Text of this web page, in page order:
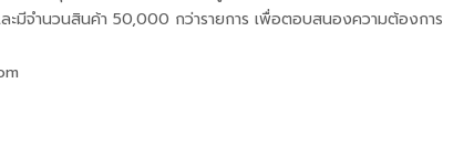
ะมีจำนวนสินค้า 50,000 กว่ารายการ เพื่อตอบสนองความต้องการ